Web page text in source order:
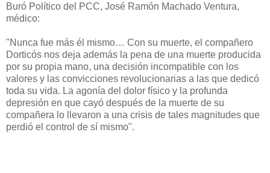
Buró Político del PCC, José Ramón Machado Ventura,
médico:
"Nunca fue más él mismo… Con su muerte, el compañero
Dorticós nos deja además la pena de una muerte producida
por su propia mano, una decisión incompatible con los
valores y las convicciones revolucionarias a las que dedicó
toda su vida. La agonía del dolor físico y la profunda
depresión en que cayó después de la muerte de su
compañera lo llevaron a una crisis de tales magnitudes que
perdió el control de sí mismo".